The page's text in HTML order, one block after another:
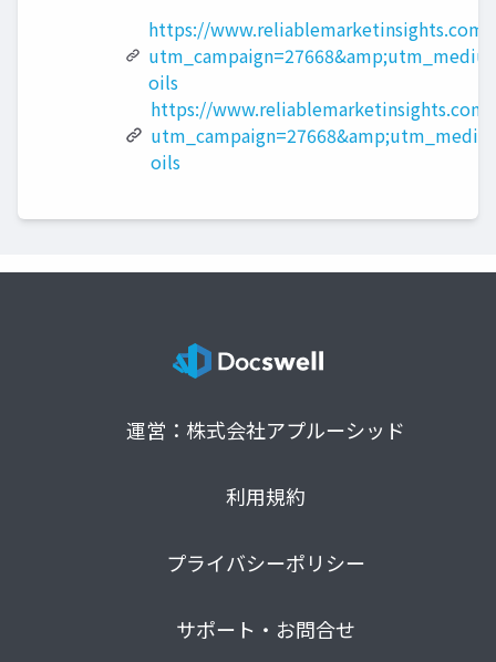
https://www.reliablemarketinsights.com/
oils
https://www.reliablemarketinsights.com/
oils
運営：株式会社アプルーシッド
利用規約
プライバシーポリシー
サポート・お問合せ